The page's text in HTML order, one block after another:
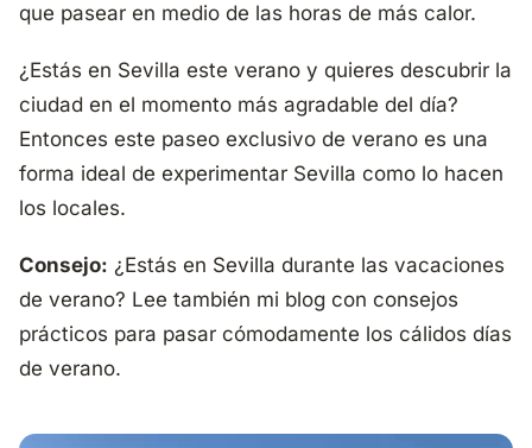
que pasear en medio de las horas de más calor.
¿Estás en Sevilla este verano y quieres descubrir la
ciudad en el momento más agradable del día?
Entonces este paseo exclusivo de verano es una
forma ideal de experimentar Sevilla como lo hacen
los locales.
Consejo: ¿Estás en Sevilla durante las vacaciones
de verano? Lee también mi blog con consejos
prácticos para pasar cómodamente los cálidos días
de verano.